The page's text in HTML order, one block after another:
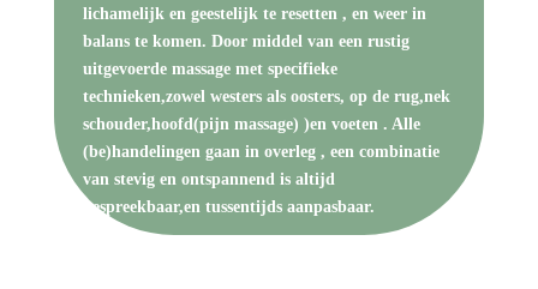
lichamelijk en geestelijk te resetten , en weer in
balans te komen. Door middel van een rustig
uitgevoerde massage met specifieke
technieken,zowel westers als oosters, op de rug,nek
schouder,hoofd(pijn massage) )en voeten . Alle
(be)handelingen gaan in overleg , een combinatie
van stevig en ontspannend is altijd
bespreekbaar,en tussentijds aanpasbaar.